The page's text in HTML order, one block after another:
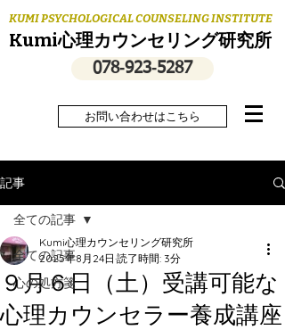
KUMI PSYCHOLOGICAL COUNSELING INSTITUTE
Kumi心理カウンセリング研究所
078‐923‐5287
お問い合わせはこちら
記事
全ての記事
心の処方箋
全ての記事
９月６日（土）受講可能な
心理カウンセラー養成講座
Kumi心理カウンセリング研究所
2025年8月24日 読了時間: 3分